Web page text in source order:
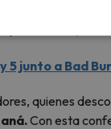
5 junto a Bad
quienes
Con esta